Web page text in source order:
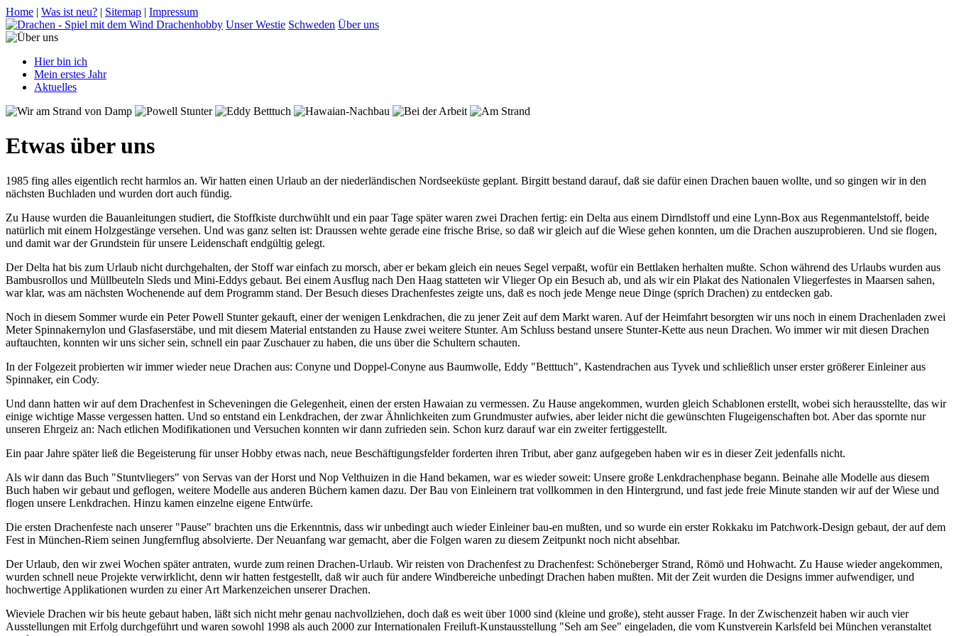
Home | Was ist neu? | Sitemap | Impressum
Drachenhobby Unser Westie Schweden Über uns
Hier bin ich
Mein erstes Jahr
Aktuelles
Etwas über uns
1985 fing alles eigentlich recht harmlos an. Wir hatten einen Urlaub an der niederländischen Nordseeküste geplant. Birgitt bestand darauf, daß sie dafür einen Drachen bauen wollte, und so gingen wir in den
nächsten Buchladen und wurden dort auch fündig.
Zu Hause wurden die Bauanleitungen studiert, die Stoffkiste durchwühlt und ein paar Tage später waren zwei Drachen fertig: ein Delta aus einem Dirndlstoff und eine Lynn-Box aus Regenmantelstoff, beide
natürlich mit einem Holzgestänge versehen. Und was ganz selten ist: Draussen wehte gerade eine frische Brise, so daß wir gleich auf die Wiese gehen konnten, um die Drachen auszuprobieren. Und sie flogen,
und damit war der Grundstein für unsere Leidenschaft endgültig gelegt.
Der Delta hat bis zum Urlaub nicht durchgehalten, der Stoff war einfach zu morsch, aber er bekam gleich ein neues Segel verpaßt, wofür ein Bettlaken herhalten mußte. Schon während des Urlaubs wurden aus
Bambusrollos und Müllbeuteln Sleds und Mini-Eddys gebaut. Bei einem Ausflug nach Den Haag statteten wir Vlieger Op ein Besuch ab, und als wir ein Plakat des Nationalen Vliegerfestes in Maarsen sahen,
war klar, was am nächsten Wochenende auf dem Programm stand. Der Besuch dieses Drachenfestes zeigte uns, daß es noch jede Menge neue Dinge (sprich Drachen) zu entdecken gab.
Noch in diesem Sommer wurde ein Peter Powell Stunter gekauft, einer der wenigen Lenkdrachen, die zu jener Zeit auf dem Markt waren. Auf der Heimfahrt besorgten wir uns noch in einem Drachenladen zwei
Meter Spinnakernylon und Glasfaserstäbe, und mit diesem Material entstanden zu Hause zwei weitere Stunter. Am Schluss bestand unsere Stunter-Kette aus neun Drachen. Wo immer wir mit diesen Drachen
auftauchten, konnten wir uns sicher sein, schnell ein paar Zuschauer zu haben, die uns über die Schultern schauten.
In der Folgezeit probierten wir immer wieder neue Drachen aus: Conyne und Doppel-Conyne aus Baumwolle, Eddy "Betttuch", Kastendrachen aus Tyvek und schließlich unser erster größerer Einleiner aus
Spinnaker, ein Cody.
Und dann hatten wir auf dem Drachenfest in Scheveningen die Gelegenheit, einen der ersten Hawaian zu vermessen. Zu Hause angekommen, wurden gleich Schablonen erstellt, wobei sich herausstellte, das wir
einige wichtige Masse vergessen hatten. Und so entstand ein Lenkdrachen, der zwar Ähnlichkeiten zum Grundmuster aufwies, aber leider nicht die gewünschten Flugeigenschaften bot. Aber das spornte nur
unseren Ehrgeiz an: Nach etlichen Modifikationen und Versuchen konnten wir dann zufrieden sein. Schon kurz darauf war ein zweiter fertiggestellt.
Ein paar Jahre später ließ die Begeisterung für unser Hobby etwas nach, neue Beschäftigungsfelder forderten ihren Tribut, aber ganz aufgegeben haben wir es in dieser Zeit jedenfalls nicht.
Als wir dann das Buch "Stuntvliegers" von Servas van der Horst und Nop Velthuizen in die Hand bekamen, war es wieder soweit: Unsere große Lenkdrachenphase begann. Beinahe alle Modelle aus diesem
Buch haben wir gebaut und geflogen, weitere Modelle aus anderen Büchern kamen dazu. Der Bau von Einleinern trat vollkommen in den Hintergrund, und fast jede freie Minute standen wir auf der Wiese und
flogen unsere Lenkdrachen. Hinzu kamen einzelne eigene Entwürfe.
Die ersten Drachenfeste nach unserer "Pause" brachten uns die Erkenntnis, dass wir unbedingt auch wieder Einleiner bau-en mußten, und so wurde ein erster Rokkaku im Patchwork-Design gebaut, der auf dem
Fest in München-Riem seinen Jungfernflug absolvierte. Der Neuanfang war gemacht, aber die Folgen waren zu diesem Zeitpunkt noch nicht absehbar.
Der Urlaub, den wir zwei Wochen später antraten, wurde zum reinen Drachen-Urlaub. Wir reisten von Drachenfest zu Drachenfest: Schöneberger Strand, Römö und Hohwacht. Zu Hause wieder angekommen,
wurden schnell neue Projekte verwirklicht, denn wir hatten festgestellt, daß wir auch für andere Windbereiche unbedingt Drachen haben mußten. Mit der Zeit wurden die Designs immer aufwendiger, und
hochwertige Applikationen wurden zu einer Art Markenzeichen unserer Drachen.
Wieviele Drachen wir bis heute gebaut haben, läßt sich nicht mehr genau nachvollziehen, doch daß es weit über 1000 sind (kleine und große), steht ausser Frage. In der Zwischenzeit haben wir auch vier
Ausstellungen mit Erfolg durchgeführt und waren sowohl 1998 als auch 2000 zur Internationalen Freiluft-Kunstausstellung "Seh am See" eingeladen, die vom Kunstverein Karlsfeld bei München veranstaltet